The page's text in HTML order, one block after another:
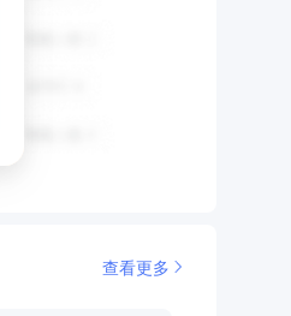
查看更多